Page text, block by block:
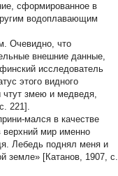
сформированное в
водоплавающим
Очевидно, что
внешние данные,
исследователь
этого видного
чтут змею и медведя,
221].
мался в качестве
верхний мир именно
Лебедь поднял меня и
земле» [Катанов, 1907, с.